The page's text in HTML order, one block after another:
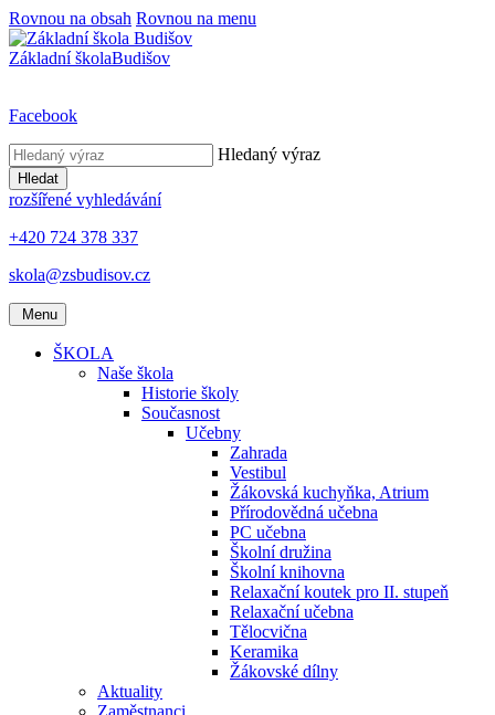
Rovnou na obsah Rovnou na menu
Základní školaBudišov
Facebook
Hledaný výraz
Hledat
rozšířené vyhledávání
+420 724 378 337
skola@zsbudisov.cz
Menu
ŠKOLA
Naše škola
Historie školy
Současnost
Učebny
Zahrada
Vestibul
Žákovská kuchyňka, Atrium
Přírodovědná učebna
PC učebna
Školní družina
Školní knihovna
Relaxační koutek pro II. stupeň
Relaxační učebna
Tělocvična
Keramika
Žákovské dílny
Aktuality
Zaměstnanci